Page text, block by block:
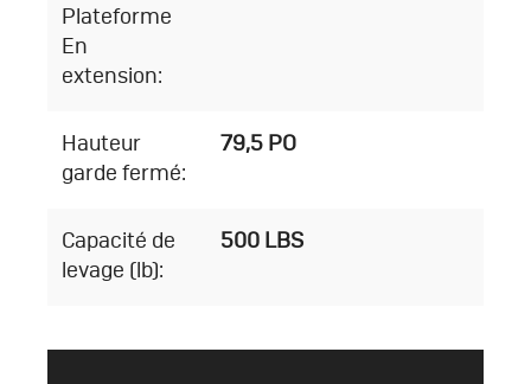
Plateforme
En
extension:
Hauteur
garde fermé:
79,5 PO
Capacité de
levage (lb):
500 LBS